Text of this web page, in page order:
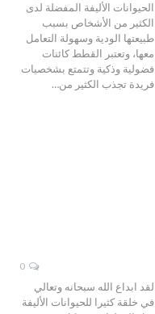
الحيوانات الأليفة المفضلة لدى
الكثير من الأشخاص بسبب
طبيعتها الودية وسهولة التعامل
معها، وتعتبر القطط كائنات
فضولية وذكية وتتمتع بشخصيات
فريدة تجذب الكثير من…
لقد ابداع الله سبحانه وتعالي
في خلقة كثيرا للحيوانات الأليفة